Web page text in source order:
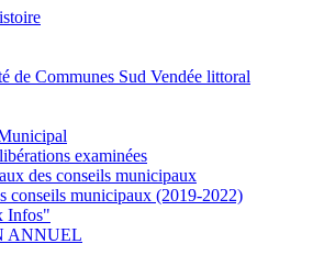
de Communes Sud Vendée littoral
examinées
des conseils municipaux
conseils municipaux (2019-2022)
Infos"
ANNUEL